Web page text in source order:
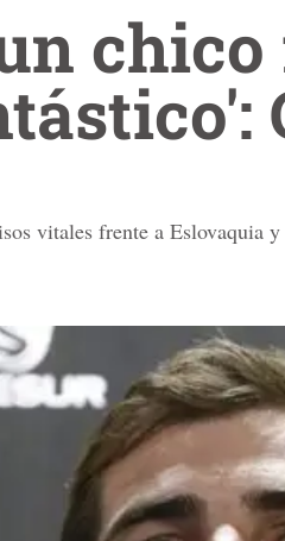
un
vitales frente a Eslovaquia